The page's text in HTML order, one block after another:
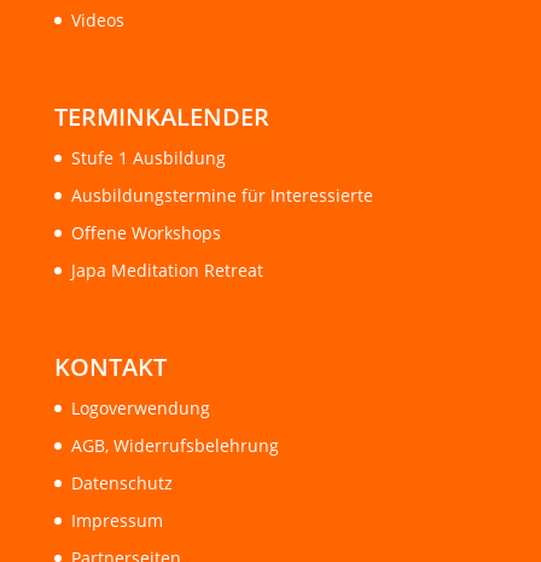
Videos
TERMINKALENDER
Stufe 1 Ausbildung
Ausbildungstermine für Interessierte
Offene Workshops
Japa Meditation Retreat
KONTAKT
Logoverwendung
AGB, Widerrufsbelehrung
Datenschutz
Impressum